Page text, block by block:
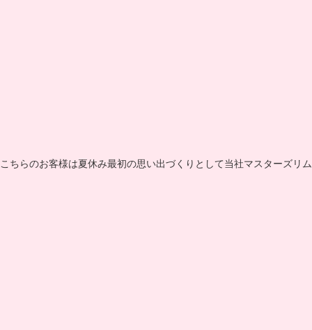
こちらのお客様は夏休み最初の思い出づくりとして当社マスターズリ